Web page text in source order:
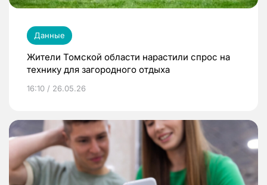
Данные
Жители Томской области нарастили спрос на
технику для загородного отдыха
16:10 / 26.05.26